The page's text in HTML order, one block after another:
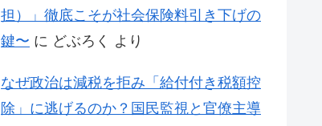
担）」徹底こそが社会保険料引き下げの
鍵〜 に どぶろく より
なぜ政治は減税を拒み「給付付き税額控
除」に逃げるのか？国民監視と官僚主導